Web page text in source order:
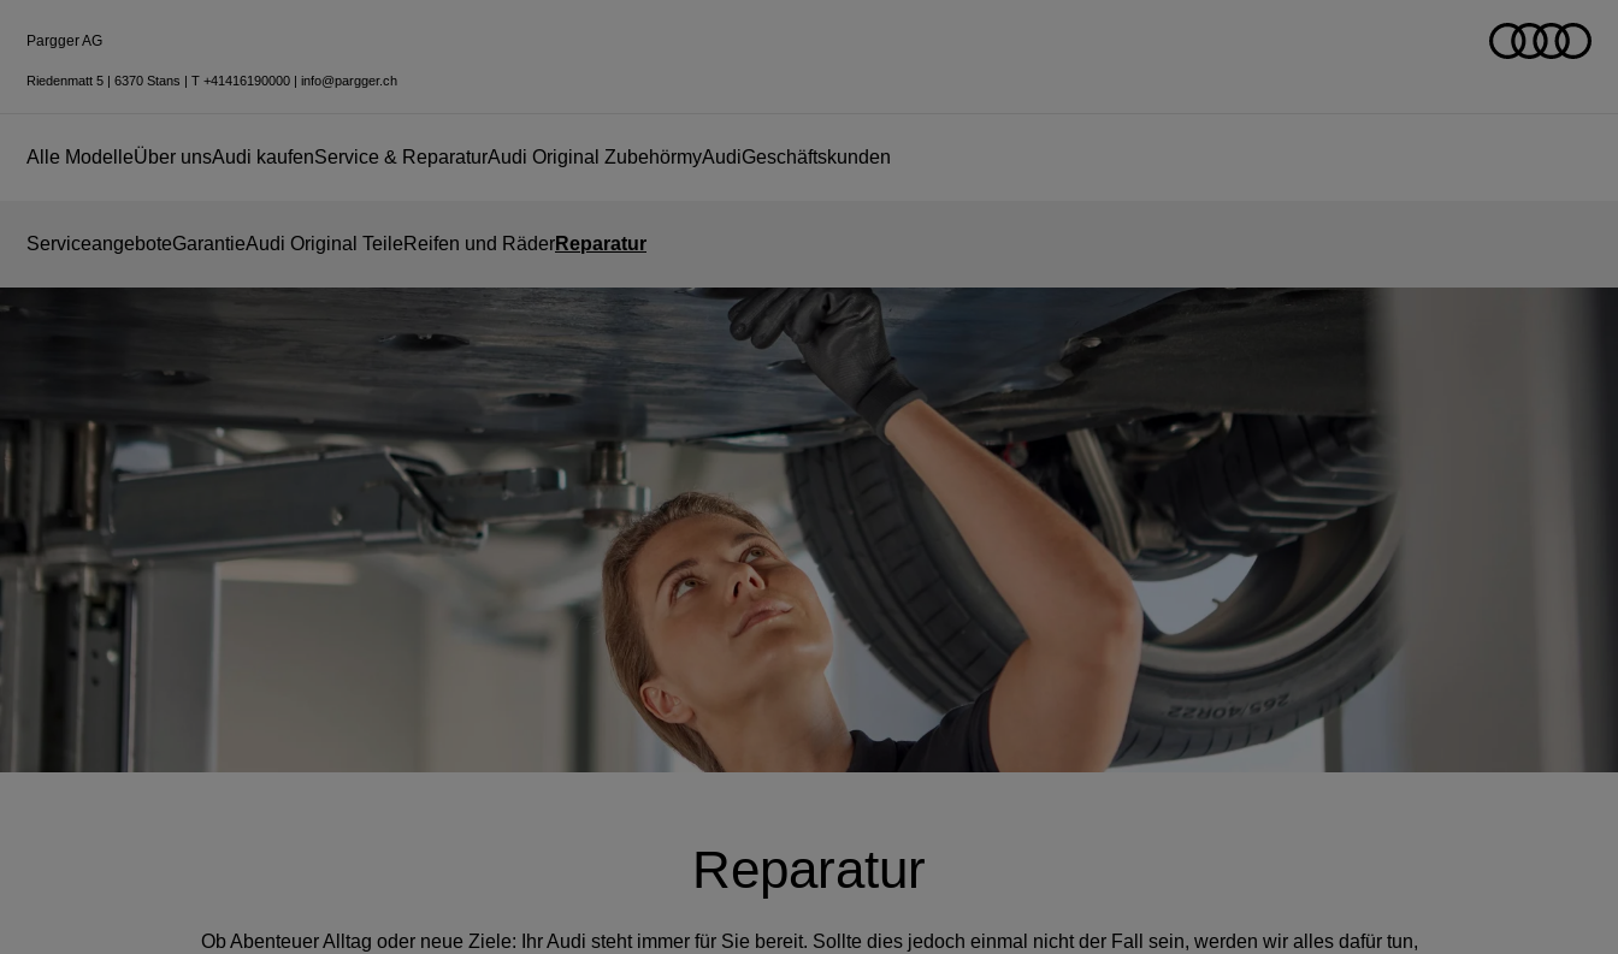
Pargger AG
Riedenmatt 5 | 6370 Stans | T +41416190000 | info@pargger.ch
Alle ModelleÜber unsAudi kaufenService & ReparaturAudi Original ZubehörmyAudiGeschäftskunden
ServiceangeboteGarantieAudi Original Teile Reifen und RäderReparatur
Reparatur
Ob Abenteuer Alltag oder neue Ziele: Ihr Audi steht immer für Sie bereit. Sollte dies jedoch einmal nicht der Fall sein, werden wir alles dafür tun,